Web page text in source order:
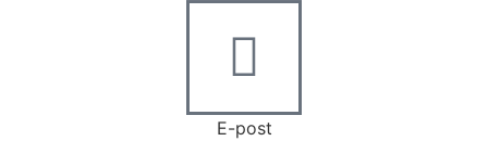
E-post